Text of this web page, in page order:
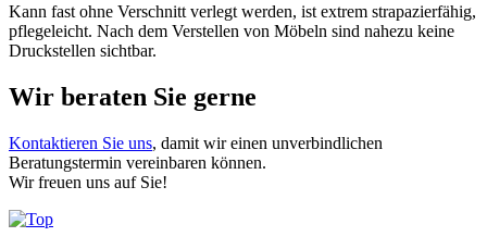
Kann fast ohne Verschnitt verlegt werden, ist extrem strapazierfähig,
pflegeleicht. Nach dem Verstellen von Möbeln sind nahezu keine
Druckstellen sichtbar.
Wir beraten Sie gerne
Kontaktieren Sie uns, damit wir einen unverbindlichen
Beratungstermin vereinbaren können.
Wir freuen uns auf Sie!